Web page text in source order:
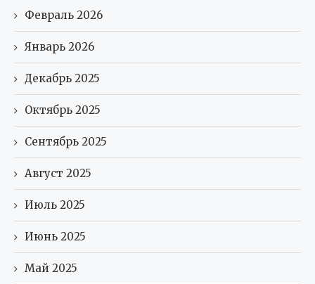
Февраль 2026
Январь 2026
Декабрь 2025
Октябрь 2025
Сентябрь 2025
Август 2025
Июль 2025
Июнь 2025
Май 2025